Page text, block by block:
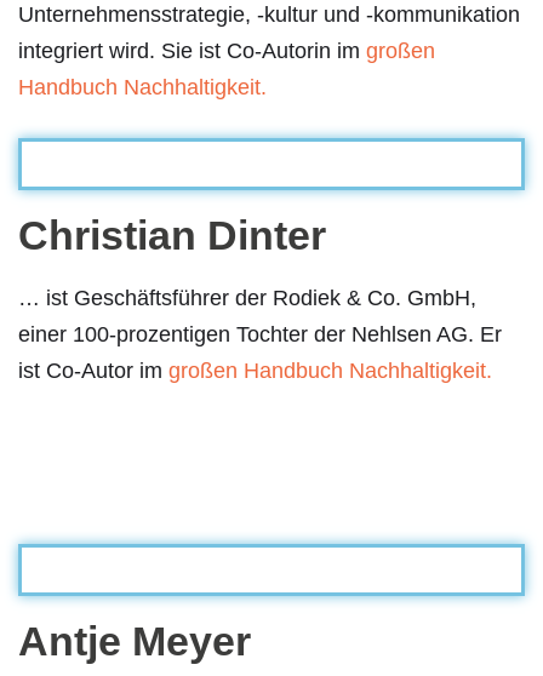
Unternehmensstrategie, -kultur und -kommunikation
integriert wird. Sie ist Co-Autorin im großen
Handbuch Nachhaltigkeit.
Christian Dinter
… ist Geschäftsführer der Rodiek & Co. GmbH,
einer 100-prozentigen Tochter der Nehlsen AG. Er
ist Co-Autor im großen Handbuch Nachhaltigkeit.
Antje Meyer